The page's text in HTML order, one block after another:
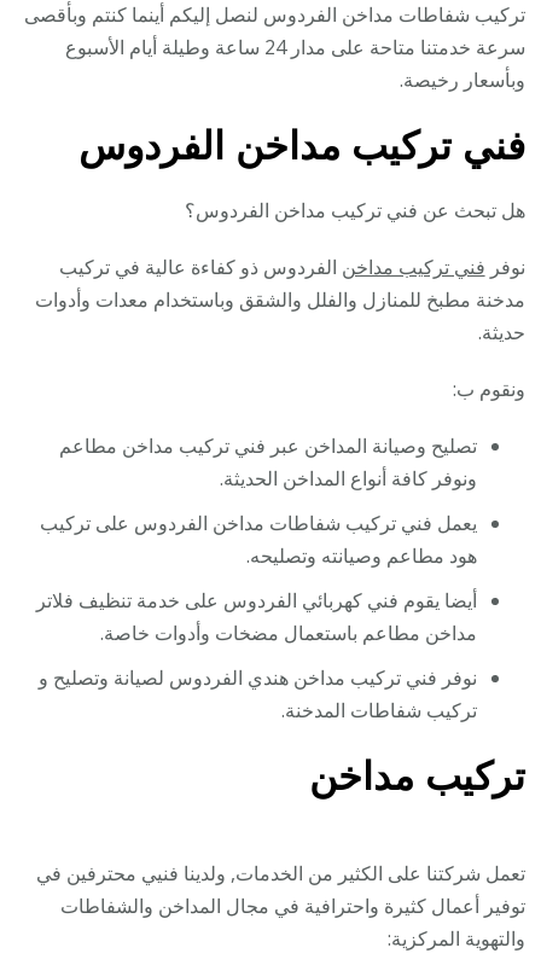
تركيب شفاطات مداخن الفردوس لنصل إليكم أينما كنتم وبأقصى
سرعة خدمتنا متاحة على مدار 24 ساعة وطيلة أيام الأسبوع
وبأسعار رخيصة.
فني تركيب مداخن الفردوس
هل تبحث عن فني تركيب مداخن الفردوس؟
نوفر فني تركيب مداخن الفردوس ذو كفاءة عالية في تركيب
مدخنة مطبخ للمنازل والفلل والشقق وباستخدام معدات وأدوات
حديثة.
ونقوم ب:
تصليح وصيانة المداخن عبر فني تركيب مداخن مطاعم
ونوفر كافة أنواع المداخن الحديثة.
يعمل فني تركيب شفاطات مداخن الفردوس على تركيب
هود مطاعم وصيانته وتصليحه.
أيضا يقوم فني كهربائي الفردوس على خدمة تنظيف فلاتر
مداخن مطاعم باستعمال مضخات وأدوات خاصة.
نوفر فني تركيب مداخن هندي الفردوس لصيانة وتصليح و
تركيب شفاطات المدخنة.
تركيب مداخن
تعمل شركتنا على الكثير من الخدمات, ولدينا فنيي محترفين في
توفير أعمال كثيرة واحترافية في مجال المداخن والشفاطات
والتهوية المركزية: